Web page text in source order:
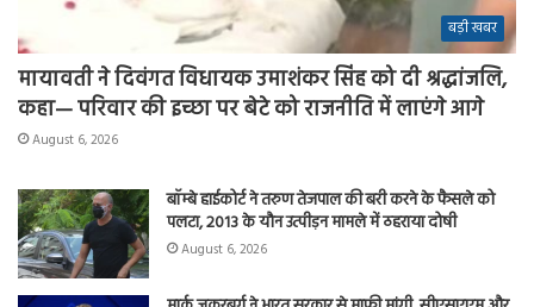
बड़ी खबर
मायावती ने दिवंगत विधायक उमाशंकर सिंह को दी श्रद्धांजलि,
कहा— परिवार की इच्छा पर बेटे को राजनीति में लाएंगे आगे
August 6, 2026
बॉम्बे हाईकोर्ट ने तरुण तेजपाल की बरी करने के फैसले को
पलटा, 2013 के यौन उत्पीड़न मामले में ठहराया दोषी
August 6, 2026